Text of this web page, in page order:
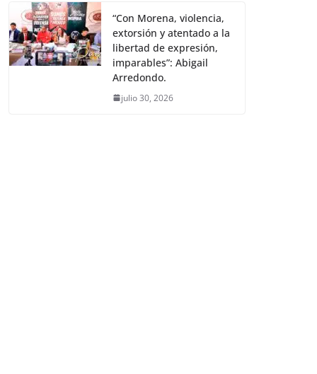
“Con Morena, violencia,
extorsión y atentado a la
libertad de expresión,
imparables”: Abigail
Arredondo.
julio 30, 2026